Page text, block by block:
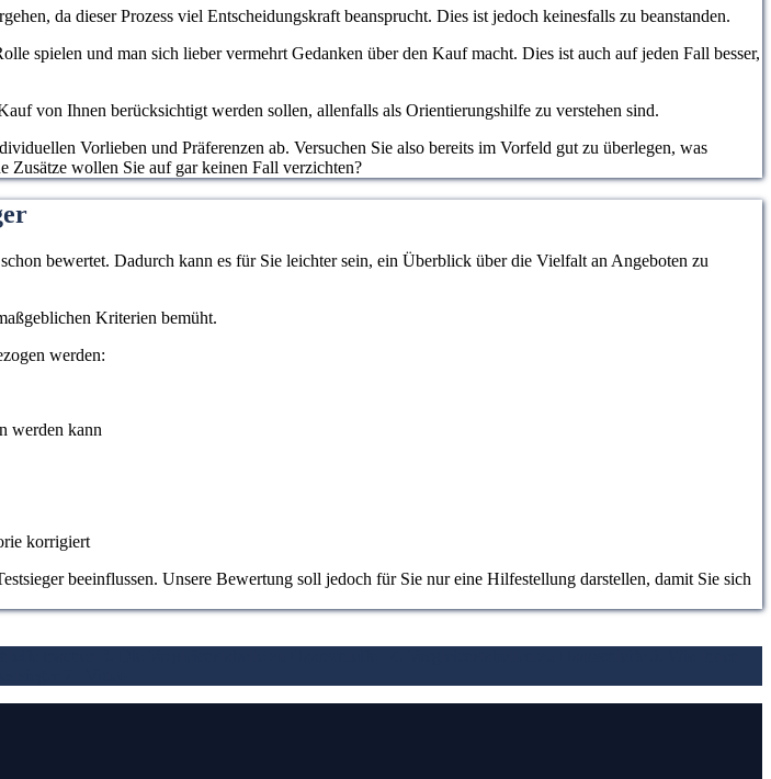
da dieser Prozess viel Entscheidungskraft beansprucht. Dies ist jedoch keinesfalls zu beanstanden.
spielen und man sich lieber vermehrt Gedanken über den Kauf macht. Dies ist auch auf jeden Fall besser,
von Ihnen berücksichtigt werden sollen, allenfalls als Orientierungshilfe zu verstehen sind.
Vorlieben und Präferenzen ab. Versuchen Sie also bereits im Vorfeld gut zu überlegen, was
Zusätze wollen Sie auf gar keinen Fall verzichten?
bewertet. Dadurch kann es für Sie leichter sein, ein Überblick über die Vielfalt an Angeboten zu
Kriterien bemüht.
werden:
werden kann
korrigiert
beeinflussen. Unsere Bewertung soll jedoch für Sie nur eine Hilfestellung darstellen, damit Sie sich